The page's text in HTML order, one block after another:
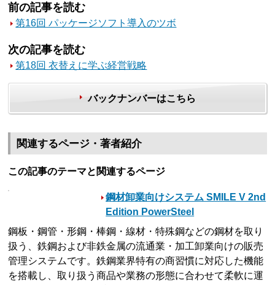
前の記事を読む
第16回 パッケージソフト導入のツボ
次の記事を読む
第18回 衣替えに学ぶ経営戦略
バックナンバーはこちら
関連するページ・著者紹介
この記事のテーマと関連するページ
鋼材卸業向けシステム SMILE V 2nd
Edition PowerSteel
鋼板・鋼管・形鋼・棒鋼・線材・特殊鋼などの鋼材を取り
扱う、鉄鋼および非鉄金属の流通業・加工卸業向けの販売
管理システムです。鉄鋼業界特有の商習慣に対応した機能
を搭載し、取り扱う商品や業務の形態に合わせて柔軟に運